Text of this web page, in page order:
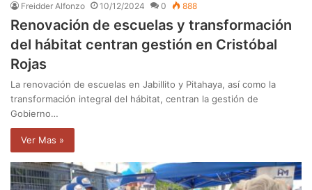
Freidder Alfonzo 10/12/2024 0 888
Renovación de escuelas y transformación
del hábitat centran gestión en Cristóbal
Rojas
La renovación de escuelas en Jabillito y Pitahaya, así como la
transformación integral del hábitat, centran la gestión de
Gobierno…
Ver Mas »